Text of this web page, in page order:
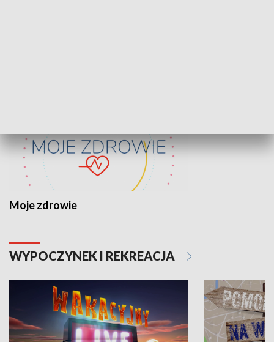
Moje zdrowie
WYPOCZYNEK I REKREACJA